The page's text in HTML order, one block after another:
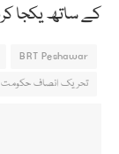
کے ساتھ یکجا
BRT Peshawar
تحریک انصاف حکومت